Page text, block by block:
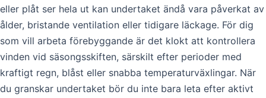
eller plåt ser hela ut kan undertaket ändå vara påverkat av
ålder, bristande ventilation eller tidigare läckage. För dig
som vill arbeta förebyggande är det klokt att kontrollera
vinden vid säsongsskiften, särskilt efter perioder med
kraftigt regn, blåst eller snabba temperaturväxlingar. När
du granskar undertaket bör du inte bara leta efter aktivt